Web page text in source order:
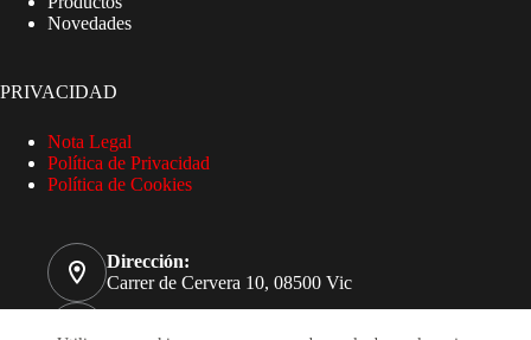
Novedades
PRIVACIDAD
Nota Legal
Política de Privacidad
Política de Cookies
Dirección:
Carrer de Cervera 10, 08500 Vic